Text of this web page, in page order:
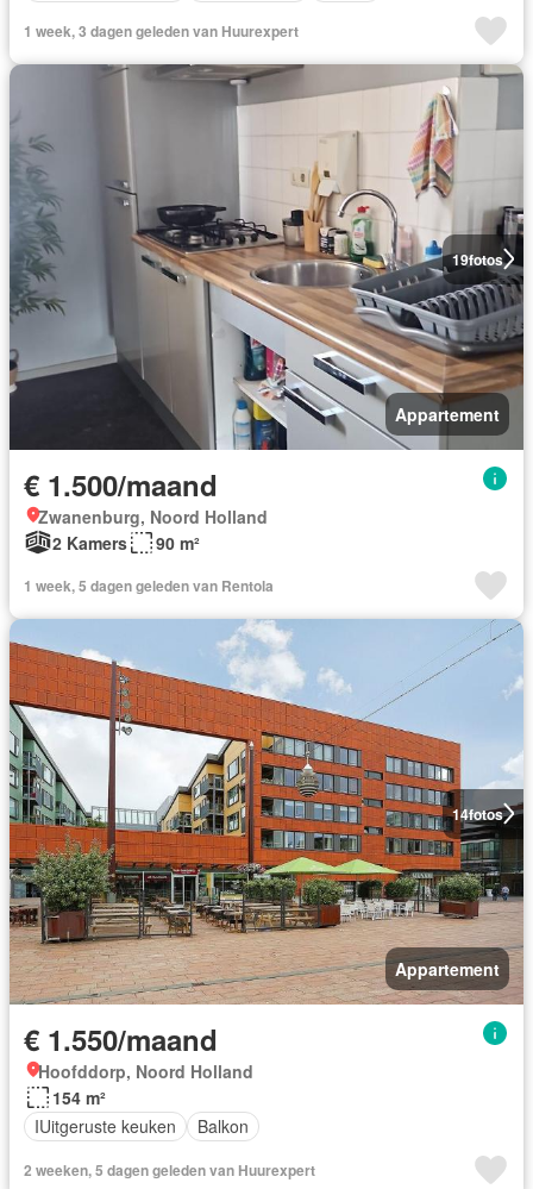
1 week, 3 dagen geleden van Huurexpert
19fotos
Appartement
€ 1.500/maand
Zwanenburg, Noord Holland
2 Kamers
90 m²
1 week, 5 dagen geleden van Rentola
14fotos
Appartement
€ 1.550/maand
Hoofddorp, Noord Holland
154 m²
IUitgeruste keuken
Balkon
2 weeken, 5 dagen geleden van Huurexpert